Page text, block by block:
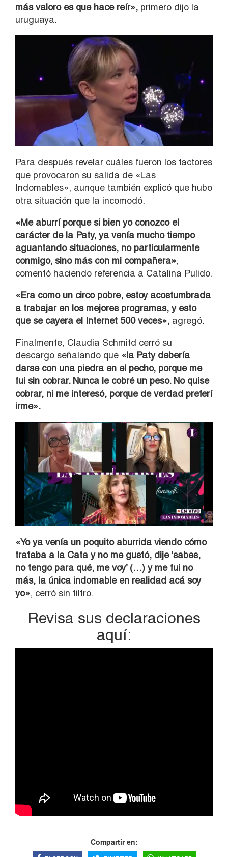
más valoro es que hace reír», primero dijo la
uruguaya.
Para después revelar cuáles fueron los factores
que provocaron su salida de «Las
Indomables», aunque también explicó que hubo
otra situación que la incomodó.
«Me aburrí porque si bien yo conozco el
carácter de la Paty, ya venía mucho tiempo
aguantando situaciones, no particularmente
conmigo, sino más con mi compañera»,
comentó haciendo referencia a Catalina Pulido.
«Era como un circo pobre, estoy acostumbrada
a trabajar en los mejores programas, y esto
que se cayera el Internet 500 veces», agregó.
Finalmente, Claudia Schmitd cerró su
descargo señalando que «la Paty debería
darse con una piedra en el pecho, porque me
fui sin cobrar. Nunca le cobré un peso. No quise
cobrar, ni me interesó, porque de verdad preferí
irme».
«Yo ya venía un poquito aburrida viendo cómo
trataba a la Cata y no me gustó, dije ‘sabes,
no tengo para qué, me voy’ (…) y me fui no
más, la única indomable en realidad acá soy
yo», cerró sin filtro.
Revisa sus declaraciones
aquí:
Compartir en: